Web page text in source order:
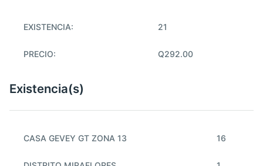
EXISTENCIA: 21
PRECIO: Q292.00
Existencia(s)
CASA GEVEY GT ZONA 13 16